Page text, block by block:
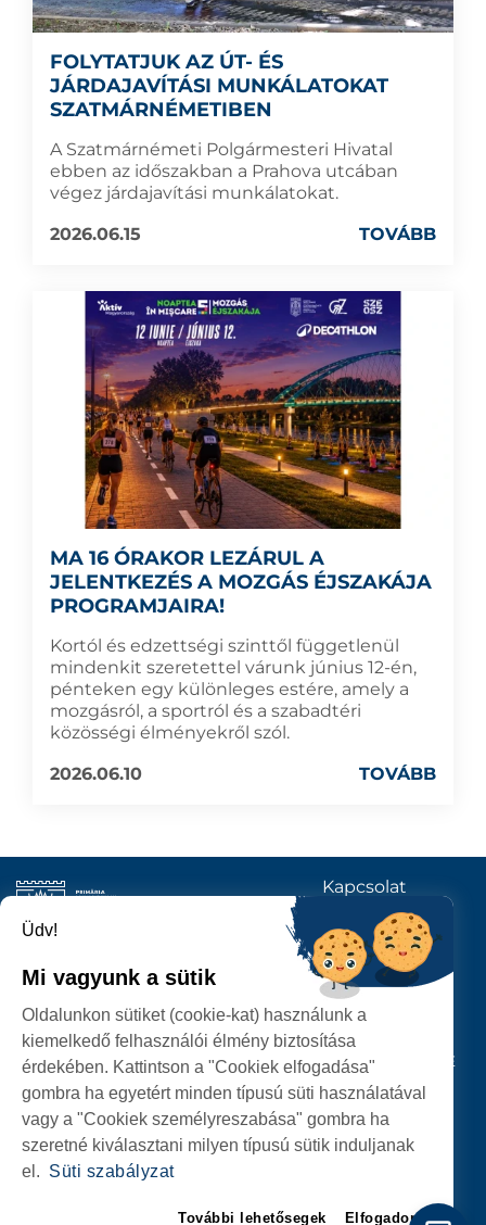
FOLYTATJUK AZ ÚT- ÉS
JÁRDAJAVÍTÁSI MUNKÁLATOKAT
SZATMÁRNÉMETIBEN
A Szatmárnémeti Polgármesteri Hivatal
ebben az időszakban a Prahova utcában
végez járdajavítási munkálatokat.
2026.06.15
TOVÁBB
MA 16 ÓRAKOR LEZÁRUL A
JELENTKEZÉS A MOZGÁS ÉJSZAKÁJA
PROGRAMJAIRA!
Kortól és edzettségi szinttől függetlenül
mindenkit szeretettel várunk június 12-én,
pénteken egy különleges estére, amely a
mozgásról, a sportról és a szabadtéri
közösségi élményekről szól.
2026.06.10
TOVÁBB
SZEMÉLYES ADATOK VÉDELME
SZATMÁRNÉMETI
POLGÁRMESTERI HIVATAL
P-ȚA 25 OCTOMBRIE, NR. 1 CORP M, 440026 SATU MARE
Kapcsolat
KÖVESSENEK
Üdv!
Mi vagyunk a sütik
Oldalunkon sütiket (cookie-kat) használunk a
kiemelkedő felhasználói élmény biztosítása
érdekében. Kattintson a "Cookiek elfogadása"
gombra ha egyetért minden típusú süti használatával
vagy a "Cookiek személyreszabása" gombra ha
szeretné kiválasztani milyen típusú sütik induljanak
el. Süti szabályzat
További lehetősegek Elfogadom